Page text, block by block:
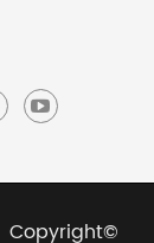
Copyright©